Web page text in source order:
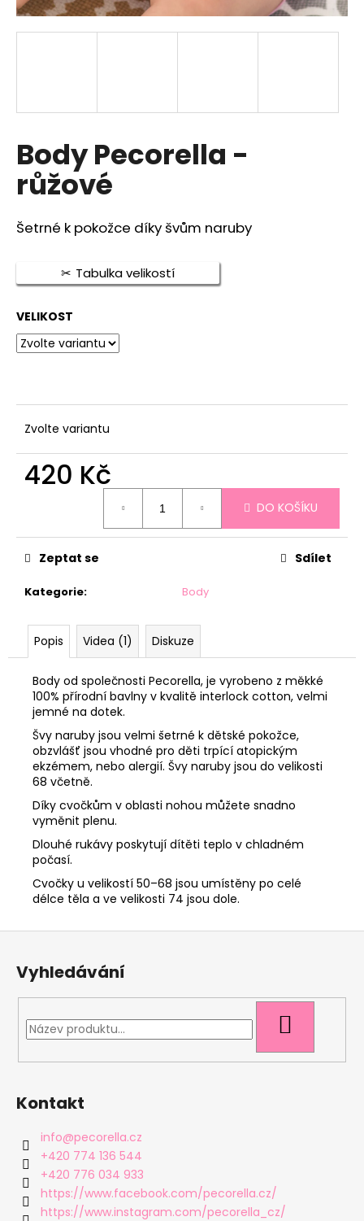
Body Pecorella -
růžové
Šetrné k pokožce díky švům naruby
Tabulka velikostí
VELIKOST
Zvolte variantu
420 Kč
DO KOŠÍKU
Kategorie: Body
Zeptat se Sdílet
Popis Videa (1) Diskuze
Body od společnosti Pecorella, je vyrobeno z měkké
100% přírodní bavlny v kvalitě interlock cotton, velmi
jemné na dotek.
Švy naruby jsou velmi šetrné k dětské pokožce,
obzvlášť jsou vhodné pro děti trpící atopickým
ekzémem, nebo alergií. Švy naruby jsou do velikosti
68 včetně.
Díky cvočkům v oblasti nohou můžete snadno
vyměnit plenu.
Dlouhé rukávy poskytují dítěti teplo v chladném
počasí.
Cvočky u velikostí 50–68 jsou umístěny po celé
délce těla a ve velikosti 74 jsou dole.
a
j
?
o
o
r
u
j
e
m
e
SRDÍČKA
Kč
Z
Vyhledávání
Kontakt
info@pecorella.cz
+420 774 136 544
+420 776 034 933
https://www.facebook.com/pecorella.cz/
https://www.instagram.com/pecorella_cz/